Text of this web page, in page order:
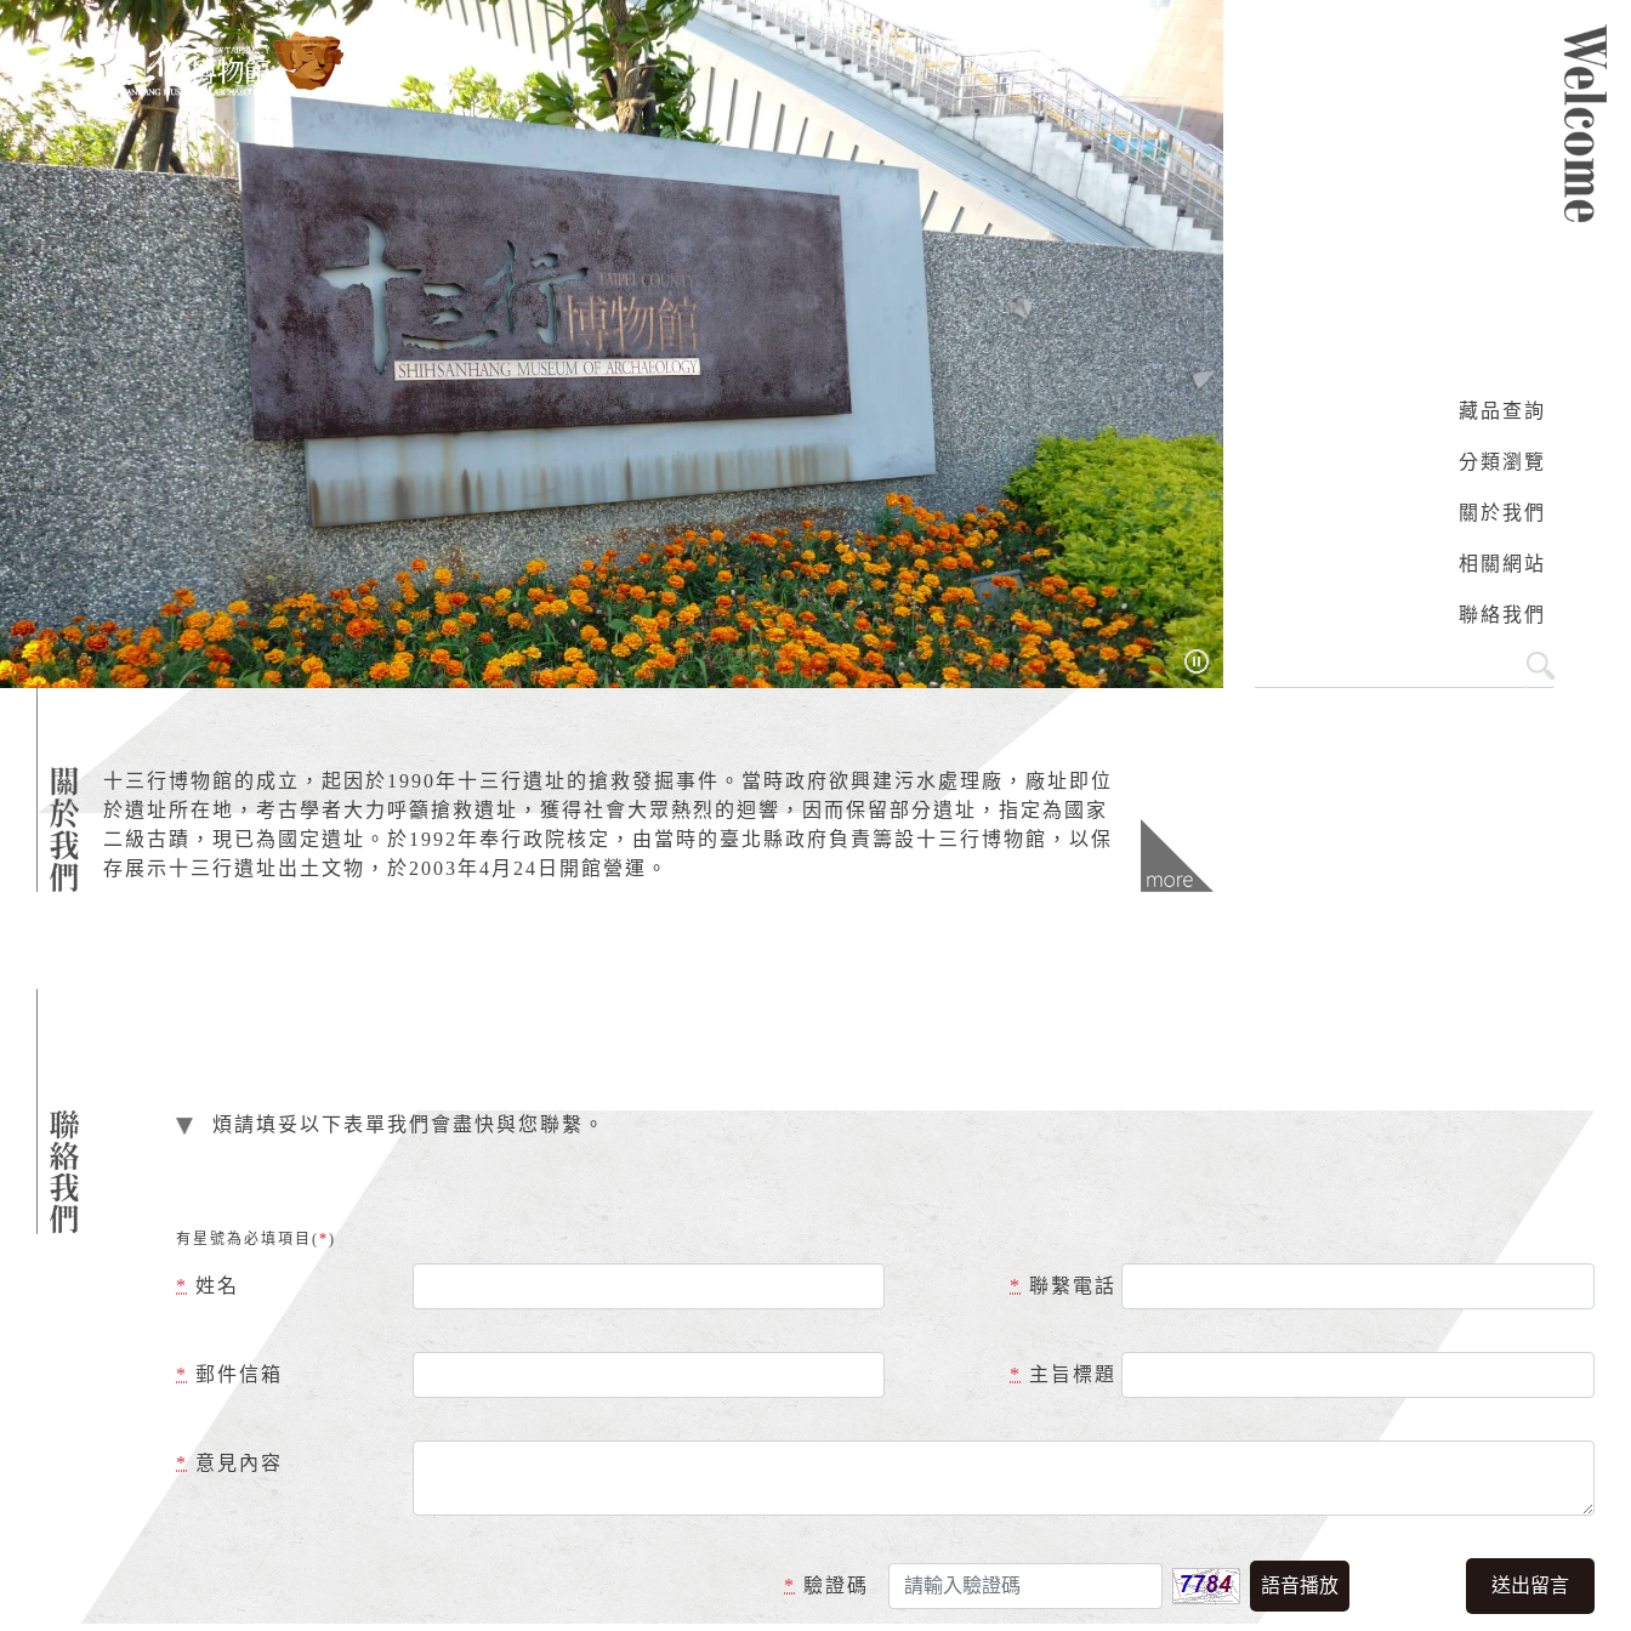
跳到主要內容
藏品查詢
分類瀏覽
關於我們
相關網站
聯絡我們
十三行博物館的成立，起因於1990年十三行遺址的搶救發掘事件。當時政府欲興建污水處理廠，廠址即位
於遺址所在地，考古學者大力呼籲搶救遺址，獲得社會大眾熱烈的迴響，因而保留部分遺址，指定為國家
二級古蹟，現已為國定遺址。於1992年奉行政院核定，由當時的臺北縣政府負責籌設十三行博物館，以保
存展示十三行遺址出土文物，於2003年4月24日開館營運。
煩請填妥以下表單我們會盡快與您聯繫。
有星號為必填項目(*)
* 姓名 * 聯繫電話
* 郵件信箱 * 主旨標題
*意見內容
* 驗證碼 語音播放